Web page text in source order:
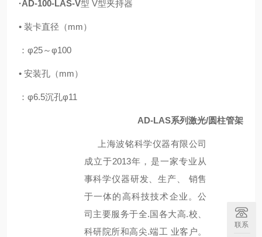
·AD-100-LAS-V型 V型夹持器
• 装卡直径（mm）
：φ25～φ100
• 安装孔（mm）
：φ6.5沉孔φ11
AD-LAS系列激光/圆柱管架
上海波铭科学仪器有限公司
成立于2013年，是一家专业从
事科学仪器研发、生产、 销售
于一体的高科技技术企业。公
司主要服务于全.国各大高.校、
科研院所和高尖.端工 业客户。
联系